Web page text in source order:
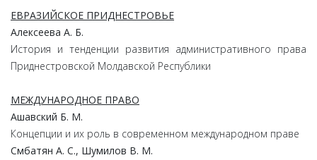
ЕВРАЗИЙСКОЕ ПРИДНЕСТРОВЬЕ
Алексеева А. Б.
История и тенденции развития административного права
Приднестровской Молдавской Республики
МЕЖДУНАРОДНОЕ ПРАВО
Ашавский Б. М.
Концепции и их роль в современном международном праве
Смбатян А. С., Шумилов В. М.